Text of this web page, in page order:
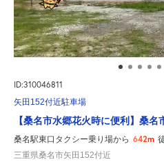
ID:310046811
矢田152付近駐車場
【桑名市水郷花火時に便利】桑名
桑名駅東口タクシー乗り場から 642m
三重県桑名市矢田152付近